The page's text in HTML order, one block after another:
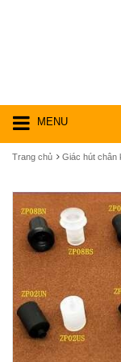
MENU
Trang chủ Giác hút chân